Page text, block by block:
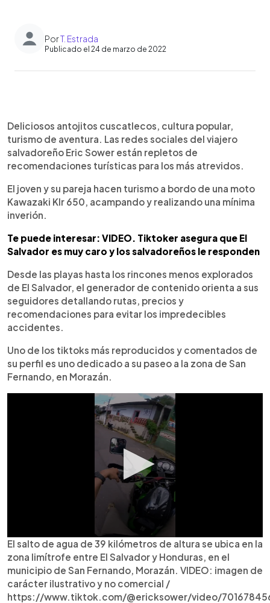
PorT. Estrada
Publicado el 24 de marzo de 2022
Escuchar artículo
Deliciosos antojitos cuscatlecos, cultura popular,
turismo de aventura. Las redes sociales del viajero
salvadoreño Eric Sower están repletos de
recomendaciones turísticas para los más atrevidos.
El joven y su pareja hacen turismo a bordo de una moto
Kawazaki Klr 650, acampando y realizando una mínima
inverión.
Te puede interesar: VIDEO. Tiktoker asegura que El
Salvador es muy caro y los salvadoreños le responden
Desde las playas hasta los rincones menos explorados
de El Salvador, el generador de contenido orienta a sus
seguidores detallando rutas, precios y
recomendaciones para evitar los impredecibles
accidentes.
Uno de los tiktoks más reproducidos y comentados de
su perfil es uno dedicado a su paseo a la zona de San
Fernando, en Morazán.
El salto de agua de 39 kilómetros de altura se ubica en la
zona limítrofe entre El Salvador y Honduras, en el
municipio de San Fernando, Morazán. VIDEO: imagen de
carácter ilustrativo y no comercial /
https://www.tiktok.com/@ericksower/video/